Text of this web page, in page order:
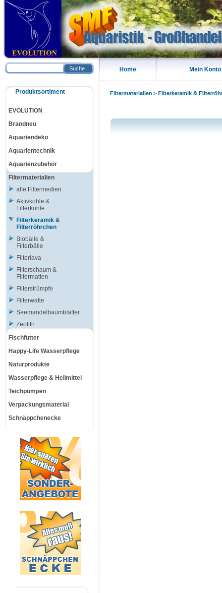
Home Mein Konto
Filtermaterialien > Filterkeramik &
Suche
Produktsortiment
EVOLUTION
Brandneu
Aquariendeko
Aquarientechnik
Aquarienzubehör
Filtermaterialien
alle Filtermedien
Aktivkohle &
Filterkohle
Filterkeramik &
Filterröhrchen
Biobälle &
Filterbälle
Filterlava
Filterschaum &
Filtermatten
Filterstrümpfe
Filterwatte
Seemandelbaumblätter
Zeolith
Fischfutter
Happy-Life Wasserpflege
Naturprodukte
Wasserpflege & Heilmittel
Teichpumpen
Verpackungsmaterial
Schnäppchenecke